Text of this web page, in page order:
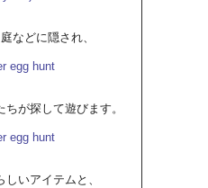
などに隠され、
が探して遊びます。
いアイテムと、